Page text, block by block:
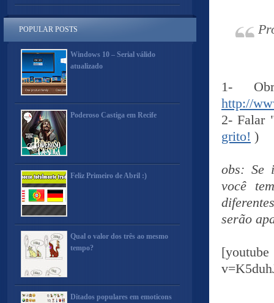
1-
http://
2- Falar
grito! )
obs: Se
você
serão
POPULAR POSTS
Windows 10 – Serial válido
atualizado
Poderoso Castiga em Recife
Feliz Primeiro de Abril :)
Qual o valor dos três ao mesmo
tempo?
Ditados populares em emoticons